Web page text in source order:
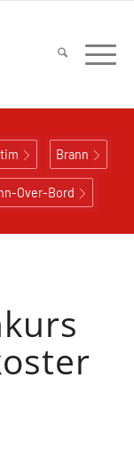
Brann
Over-Bord